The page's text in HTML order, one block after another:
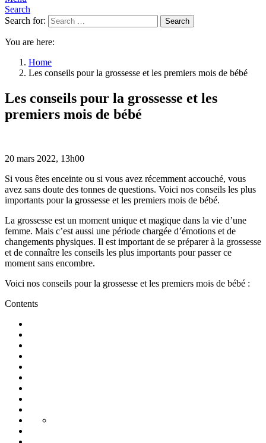
Search
Search for:
Search
You are here:
Home
Les conseils pour la grossesse et les premiers mois de bébé
Les conseils pour la grossesse et les
premiers mois de bébé
20 mars 2022, 13h00
Si vous êtes enceinte ou si vous avez récemment accouché, vous
avez sans doute des tonnes de questions. Voici nos conseils les plus
importants pour la grossesse et les premiers mois de bébé.
La grossesse est un moment unique et magique dans la vie d’une
femme. Mais c’est aussi une période chargée d’émotions et de
changements physiques. Il est important de se préparer à la grossesse
et de connaître les conseils les plus importants pour passer ce
moment sans encombre.
Voici nos conseils pour la grossesse et les premiers mois de bébé :
Contents